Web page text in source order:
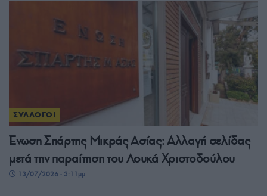
ΣΥΛΛΟΓΟΙ
Ένωση Σπάρτης Μικράς Ασίας: Αλλαγή σελίδας
μετά την παραίτηση του Λουκά Χριστοδούλου
13/07/2026 - 3:11μμ